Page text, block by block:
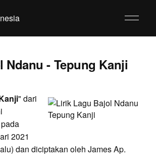
Ndanu - Tepung Kanji
" dari
2021
dan diciptakan oleh James Ap.